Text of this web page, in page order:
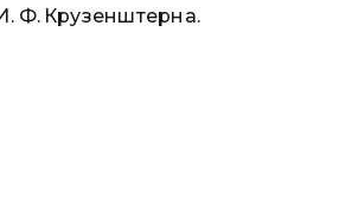
Ф. Крузенштерна.